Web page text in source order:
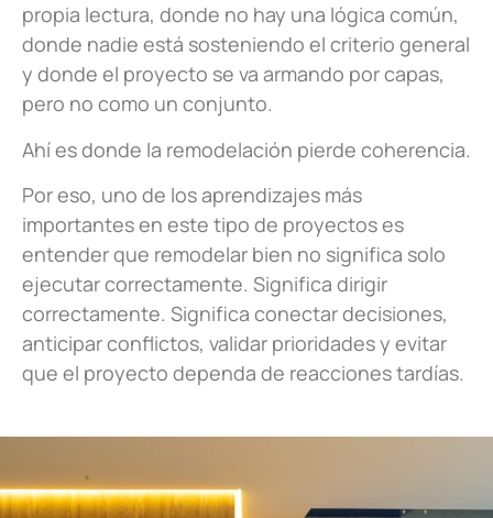
propia lectura, donde no hay una lógica común,
donde nadie está sosteniendo el criterio general
y donde el proyecto se va armando por capas,
pero no como un conjunto.
Ahí es donde la remodelación pierde coherencia.
Por eso, uno de los aprendizajes más
importantes en este tipo de proyectos es
entender que remodelar bien no significa solo
ejecutar correctamente. Significa dirigir
correctamente. Significa conectar decisiones,
anticipar conflictos, validar prioridades y evitar
que el proyecto dependa de reacciones tardías.